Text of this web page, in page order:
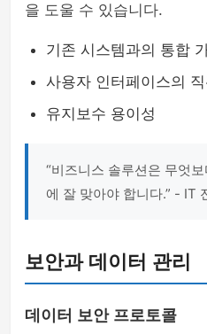
을 도울 수 있습니다.
기존 시스템과의 통합
사용자 인터페이스의
유지보수 용이성
“비즈니스 솔루션은 무엇
에 잘 맞아야 합니다.” - IT
보안과 데이터 관리
데이터 보안 프로토콜